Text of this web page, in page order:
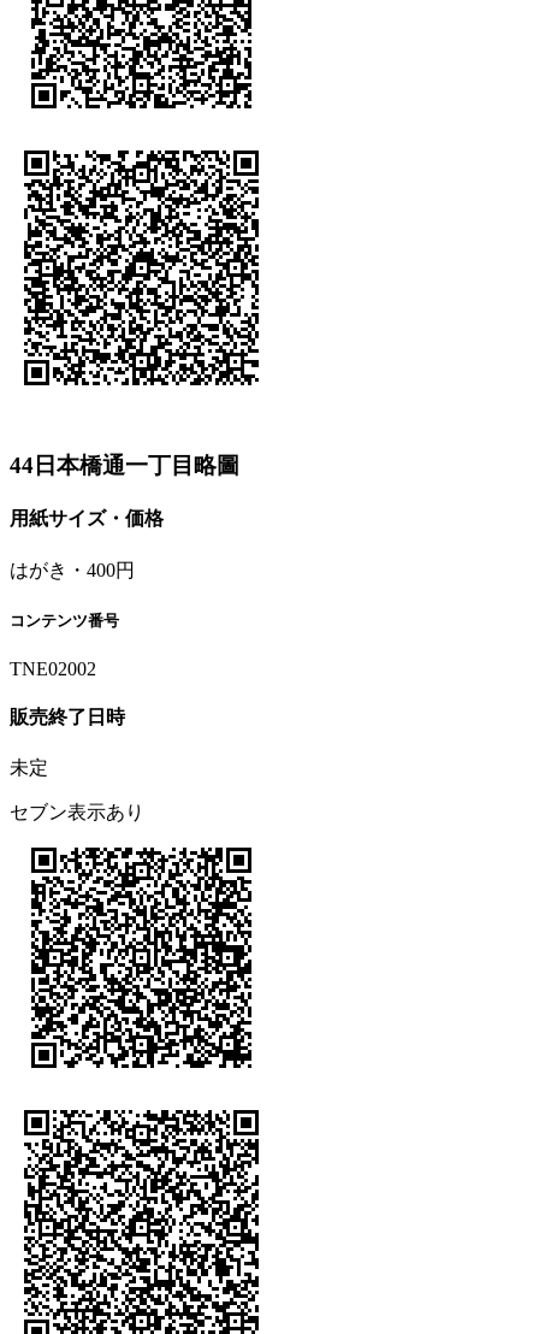
44日本橋通一丁目略圖
用紙サイズ・価格
はがき・400円
コンテンツ番号
TNE02002
販売終了日時
未定
セブン表示あり